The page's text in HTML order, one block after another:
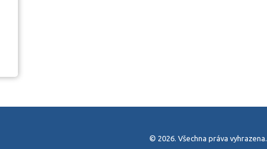
© 2026. Všechna práva vyhrazena.